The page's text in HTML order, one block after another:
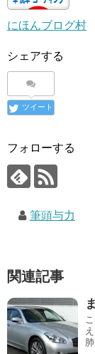
にほんブログ村
シェアする
ツイート
フォローする
筆頭与力
関連記事